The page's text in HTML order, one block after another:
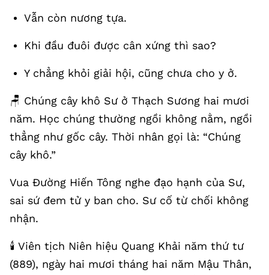
Vẫn còn nương tựa.
Khi đầu đuôi được cân xứng thì sao?
Y chẳng khỏi giải hội, cũng chưa cho y ở.
🪑 Chúng cây khô Sư ở Thạch Sương hai mươi
năm. Học chúng thường ngồi không nằm, ngồi
thẳng như gốc cây. Thời nhân gọi là: “Chúng
cây khô.”
Vua Đường Hiến Tông nghe đạo hạnh của Sư,
sai sứ đem tử y ban cho. Sư cố từ chối không
nhận.
🕯️ Viên tịch Niên hiệu Quang Khải năm thứ tư
(889), ngày hai mươi tháng hai năm Mậu Thân,